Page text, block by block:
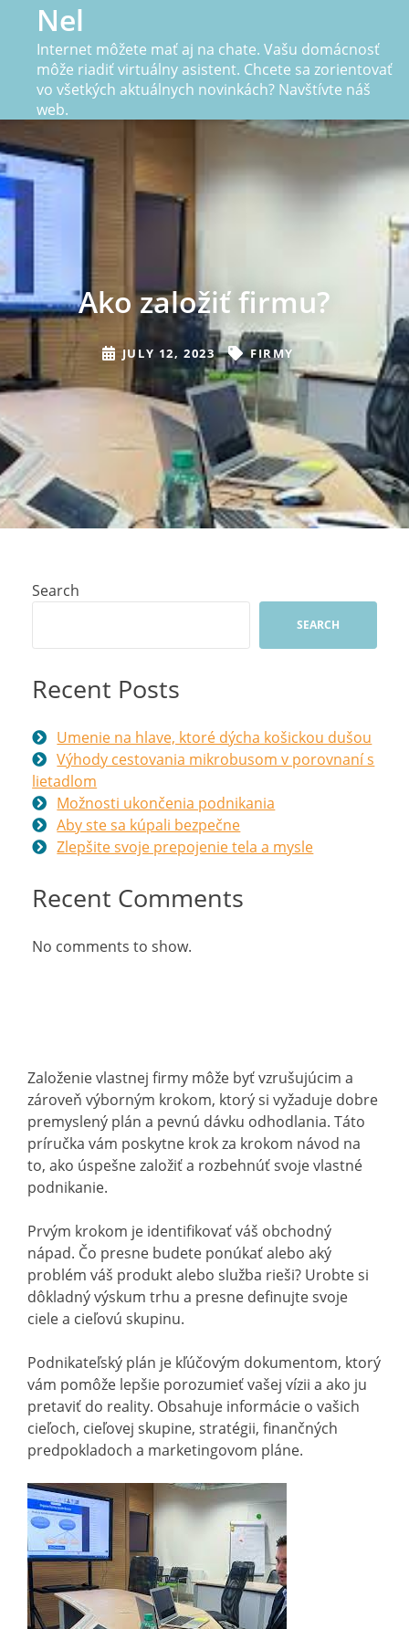
content
Nel
Internet môžete mať aj na chate. Vašu domácnosť
môže riadiť virtuálny asistent. Chcete sa zorientovať
vo všetkých aktuálnych novinkách? Navštívte náš
web.
Ako založiť firmu?
JULY 12, 2023 FIRMY
Založenie vlastnej firmy môže byť vzrušujúcim a
zároveň výborným krokom, ktorý si vyžaduje dobre
premyslený plán a pevnú dávku odhodlania. Táto
príručka vám poskytne krok za krokom návod na
to, ako úspešne založiť a rozbehnúť svoje vlastné
podnikanie.
Prvým krokom je identifikovať váš obchodný
nápad. Čo presne budete ponúkať alebo aký
problém váš produkt alebo služba rieši? Urobte si
dôkladný výskum trhu a presne definujte svoje
ciele a cieľovú skupinu.
Podnikateľský plán je kľúčovým dokumentom, ktorý
vám pomôže lepšie porozumieť vašej vízii a ako ju
pretaviť do reality. Obsahuje informácie o vašich
cieľoch, cieľovej skupine, stratégii, finančných
predpokladoch a marketingovom pláne.
Search
SEARCH
Recent Posts
Umenie na hlave, ktoré dýcha košickou dušou
Výhody cestovania mikrobusom v porovnaní s
lietadlom
Možnosti ukončenia podnikania
Aby ste sa kúpali bezpečne
Zlepšite svoje prepojenie tela a mysle
Recent Comments
No comments to show.